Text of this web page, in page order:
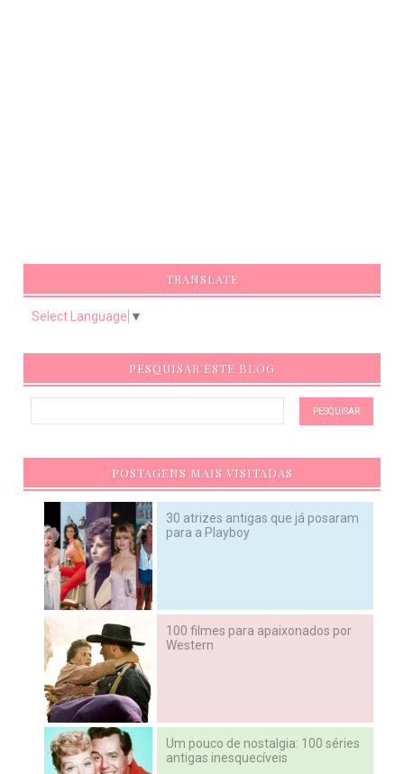
TRANSLATE
Select Language ▼
PESQUISAR ESTE BLOG
POSTAGENS MAIS VISITADAS
30 atrizes antigas que já posaram
para a Playboy
100 filmes para apaixonados por
Western
Um pouco de nostalgia: 100 séries
antigas inesquecíveis